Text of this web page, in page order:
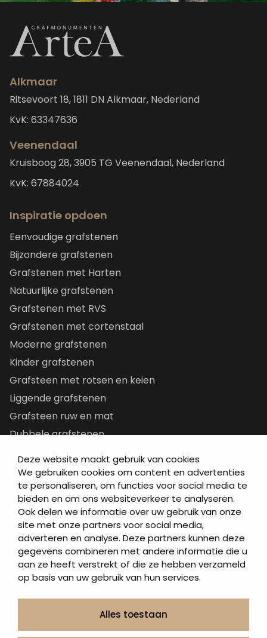
Deze website maakt gebruik van cookies
We gebruiken cookies om content en advertenties
te personaliseren, om functies voor social media te
bieden en om ons websiteverkeer te analyseren.
Ook delen we informatie over uw gebruik van onze
site met onze partners voor social media,
adverteren en analyse. Deze partners kunnen deze
gegevens combineren met andere informatie die u
aan ze heeft verstrekt of die ze hebben verzameld
op basis van uw gebruik van hun services.
Alles toestaan
Alkmaar
Ritsevoort 18, 1811 DN Alkmaar, Nederland
KvK: 63347636
Veenendaal
Kruisboog 28, 3905 TG Veenendaal, Nederland
KvK: 67884024
Inspiratie opdoen
Eenvoudige grafstenen
Bijzondere grafstenen
Grafstenen met Harten
Natuurlijke grafstenen
Grafstenen met RVS
Grafstenen met cortenstaal
Moderne grafstenen
Kinder grafstenen
Grafsteen met rotsen en keien
Liggende grafstenen
Grafsteen ruw en mat
Dubbele grafstenen
Letterplaten
Grafzerken kopen
Direct naar
Grafstenen
As artikelen
Urngrafmonumenten
Informatie
Contact